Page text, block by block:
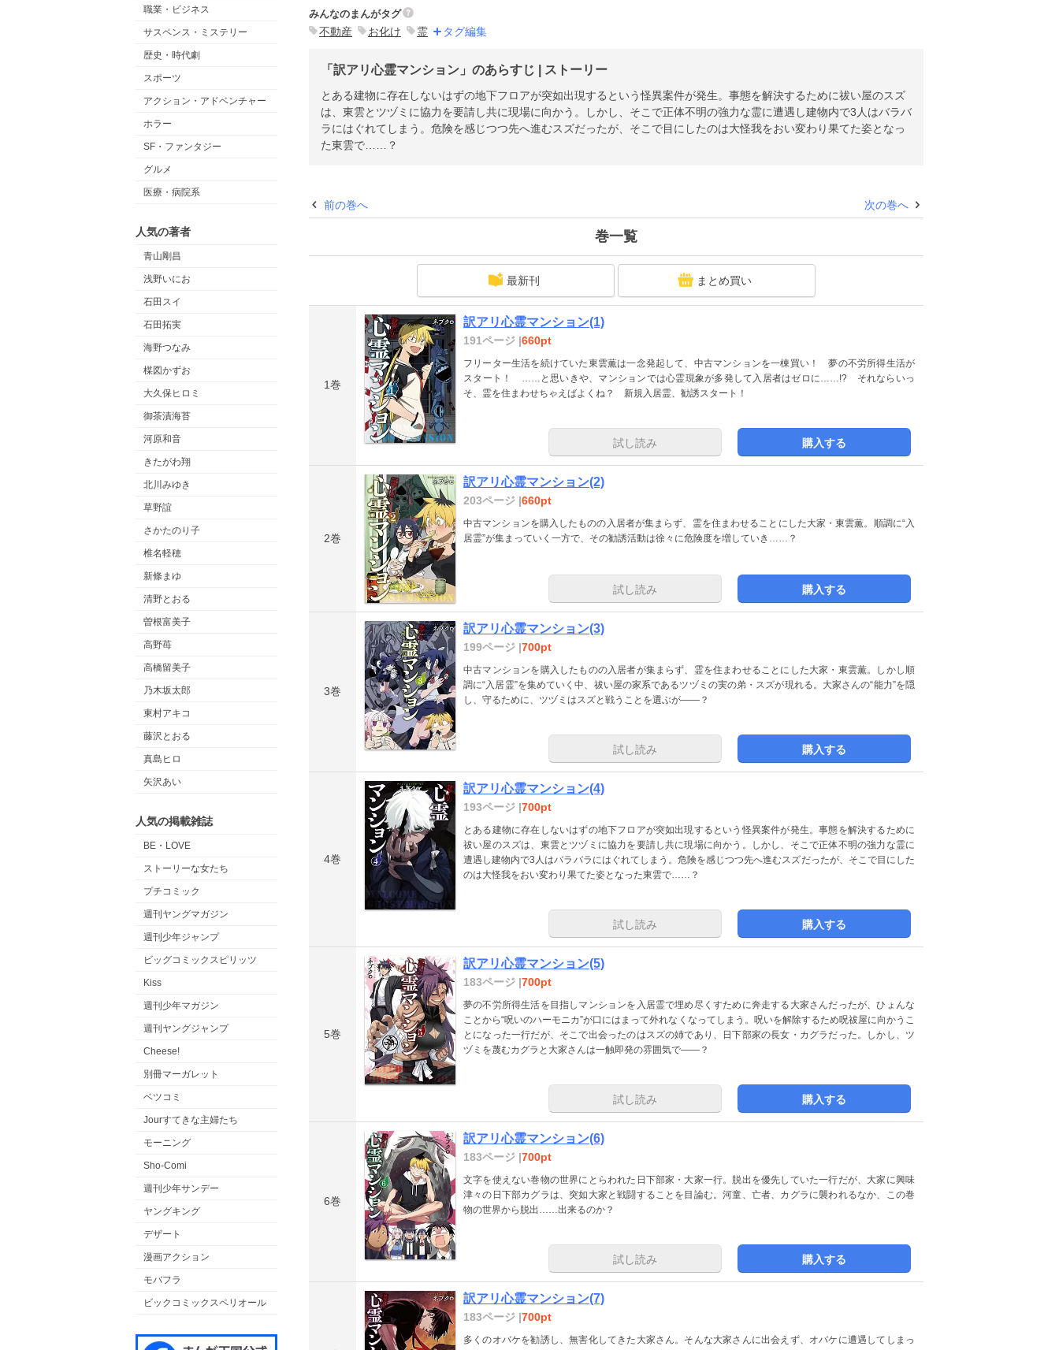
職業・ビジネス
サスペンス・ミステリー
歴史・時代劇
スポーツ
アクション・アドベンチャー
ホラー
SF・ファンタジー
グルメ
医療・病院系
人気の著者
青山剛昌
浅野いにお
石田スイ
石田拓実
海野つなみ
楳図かずお
大久保ヒロミ
御茶漬海苔
河原和音
きたがわ翔
北川みゆき
草野誼
さかたのり子
椎名軽穂
新條まゆ
清野とおる
曽根富美子
高野苺
高橋留美子
乃木坂太郎
東村アキコ
藤沢とおる
真島ヒロ
矢沢あい
人気の掲載雑誌
BE・LOVE
ストーリーな女たち
プチコミック
週刊ヤングマガジン
週刊少年ジャンプ
ビッグコミックスピリッツ
Kiss
週刊少年マガジン
週刊ヤングジャンプ
Cheese!
別冊マーガレット
ベツコミ
Jourすてきな主婦たち
モーニング
Sho-Comi
週刊少年サンデー
ヤングキング
デザート
漫画アクション
モバフラ
ビックコミックスペリオール
みんなのまんがタグ
不動産 お化け 霊 タグ編集
「訳アリ心霊マンション」のあらすじ | ストーリー
とある建物に存在しないはずの地下フロアが突如出現するという怪異案件が発生。事態を解決するために祓い屋のスズ
は、東雲とツヅミに協力を要請し共に現場に向かう。しかし、そこで正体不明の強力な霊に遭遇し建物内で3人はバラバ
ラにはぐれてしまう。危険を感じつつ先へ進むスズだったが、そこで目にしたのは大怪我をおい変わり果てた姿となっ
た東雲で……？
前の巻へ 次の巻へ
巻一覧
最新刊 まとめ買い
1巻
訳アリ心霊マンション(1)
191ページ |660pt
フリーター生活を続けていた東雲薫は一念発起して、中古マンションを一棟買い！ 夢の不労所得生活が
スタート！ ……と思いきや、マンションでは心霊現象が多発して入居者はゼロに……!? それならいっ
そ、霊を住まわせちゃえばよくね？ 新規入居霊、勧誘スタート！
試し読み 購入する
2巻
訳アリ心霊マンション(2)
203ページ |660pt
中古マンションを購入したものの入居者が集まらず、霊を住まわせることにした大家・東雲薫。順調に“入
居霊”が集まっていく一方で、その勧誘活動は徐々に危険度を増していき……？
試し読み 購入する
3巻
訳アリ心霊マンション(3)
199ページ |700pt
中古マンションを購入したものの入居者が集まらず、霊を住まわせることにした大家・東雲薫。しかし順
調に“入居霊”を集めていく中、祓い屋の家系であるツヅミの実の弟・スズが現れる。大家さんの“能力”を隠
し、守るために、ツヅミはスズと戦うことを選ぶが――？
試し読み 購入する
4巻
訳アリ心霊マンション(4)
193ページ |700pt
とある建物に存在しないはずの地下フロアが突如出現するという怪異案件が発生。事態を解決するために
祓い屋のスズは、東雲とツヅミに協力を要請し共に現場に向かう。しかし、そこで正体不明の強力な霊に
遭遇し建物内で3人はバラバラにはぐれてしまう。危険を感じつつ先へ進むスズだったが、そこで目にした
のは大怪我をおい変わり果てた姿となった東雲で……？
試し読み 購入する
5巻
訳アリ心霊マンション(5)
183ページ |700pt
夢の不労所得生活を目指しマンションを入居霊で埋め尽くすために奔走する大家さんだったが、ひょんな
ことから“呪いのハーモニカ”が口にはまって外れなくなってしまう。呪いを解除するため呪祓屋に向かうこ
とになった一行だが、そこで出会ったのはスズの姉であり、日下部家の長女・カグラだった。しかし、ツ
ヅミを蔑むカグラと大家さんは一触即発の雰囲気で――？
試し読み 購入する
6巻
訳アリ心霊マンション(6)
183ページ |700pt
文字を使えない巻物の世界にとらわれた日下部家・大家一行。脱出を優先していた一行だが、大家に興味
津々の日下部カグラは、突如大家と戦闘することを目論む。河童、亡者、カグラに襲われるなか、この巻
物の世界から脱出……出来るのか？
試し読み 購入する
訳アリ心霊マンション(7)
183ページ |700pt
多くのオバケを勧誘し、無害化してきた大家さん。そんな大家さんに出会えず、オバケに遭遇してしまっ